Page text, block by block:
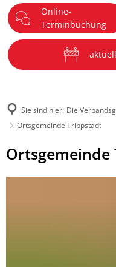
Menü
Online-
Terminbuchung
Sie sind hier: Die
Ortsgemeinde Trippstadt
Ortsgemeinde
Trippstadt